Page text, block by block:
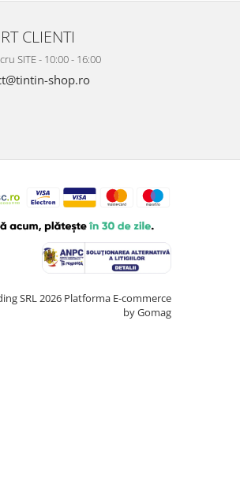
CLIENTI
SITE - 10:00 - 16:00
shop.ro
SRL 2026 Platforma E-commerce
by Gomag